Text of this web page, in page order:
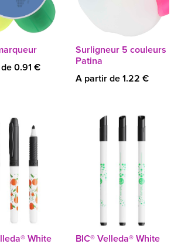
0.91 €
Surligneur 5 couleurs
Patina
A partir de 1.22 €
White
BIC® Velleda® White